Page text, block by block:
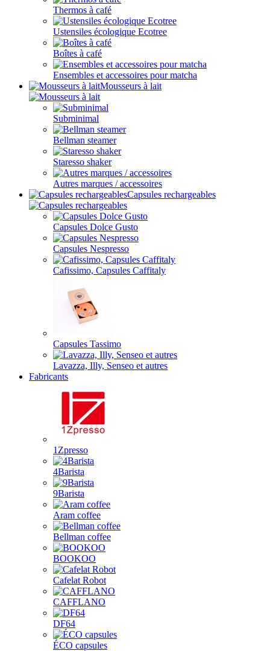
Thermos à café
Ustensiles écologique Ecotree
Boîtes à café
Ensembles et accessoires pour matcha
Mousseurs à lait
Subminimal
Bellman steamer
Staresso shaker
Autres marques / accessoires
Capsules rechargeables
Capsules Dolce Gusto
Capsules Nespresso
Cafissimo, Capsules Caffitaly
Capsules Tassimo
Lavazza, Illy, Senseo et autres
Fabricants
1Zpresso
4Barista
9Barista
Aram coffee
Bellman coffee
BOOKOO
Cafelat Robot
CAFFLANO
DF64
ÉCO capsules